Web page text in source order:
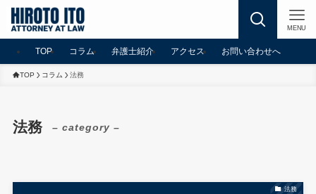
MENU
TOP コラム 弁護士紹介 アクセス お問い合わせへ
TOP コラム 法務
法務 – category –
法務